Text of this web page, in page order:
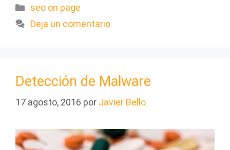
Categorías
seo on page
Deja un comentario
Detección de Malware
17 agosto, 2016 por Javier Bello